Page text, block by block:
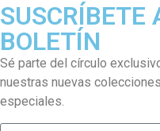
SUSCRÍBETE
BOLETÍN
Sé parte del círculo
nuestras nuevas
especiales.